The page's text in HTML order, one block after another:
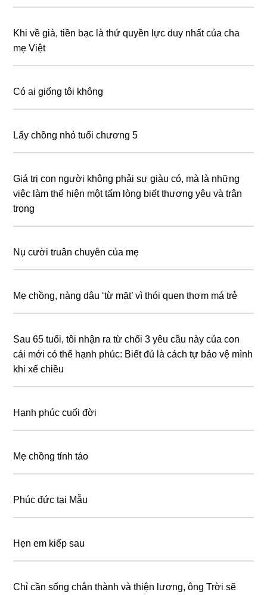
Khi về già, tiền bạc là thứ quyền lực duy nhất của cha
mẹ Việt
Có ai giống tôi không
Lấy chồng nhỏ tuổi chương 5
Giá trị con người không phải sự giàu có, mà là những
việc làm thể hiện một tấm lòng biết thương yêu và trân
trọng
Nụ cười truân chuyên của mẹ
Mẹ chồng, nàng dâu ‘từ mặt’ vì thói quen thơm má trẻ
Sau 65 tuổi, tôi nhận ra từ chối 3 yêu cầu này của con
cái mới có thể hạnh phúc: Biết đủ là cách tự bảo vệ mình
khi xế chiều
Hạnh phúc cuối đời
Mẹ chồng tỉnh táo
Phúc đức tại Mẫu
Hẹn em kiếp sau
Chỉ cần sống chân thành và thiện lương, ông Trời sẽ